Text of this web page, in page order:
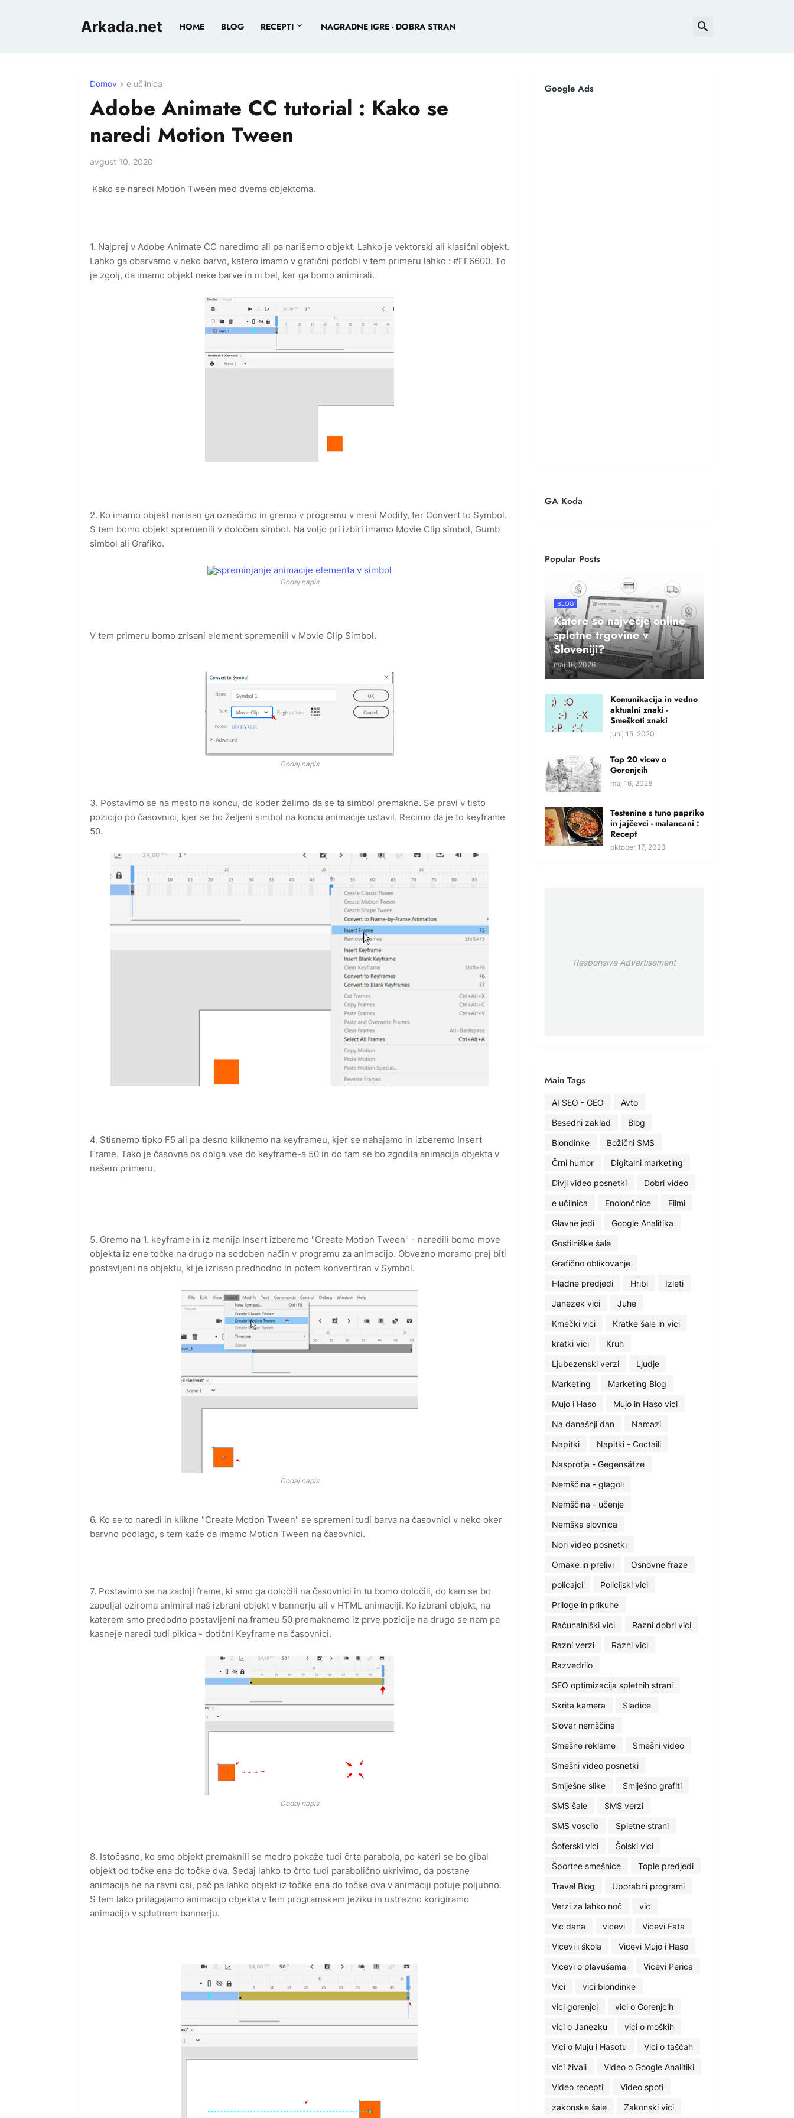
Arkada.net HOME BLOG RECEPTI NAGRADNE IGRE - DOBRA STRAN
Domov e učilnica
Adobe Animate CC tutorial : Kako se
naredi Motion Tween
avgust 10, 2020
Kako se naredi Motion Tween med dvema objektoma.
1. Najprej v Adobe Animate CC naredimo ali pa narišemo objekt. Lahko je vektorski ali klasični objekt.
Lahko ga obarvamo v neko barvo, katero imamo v grafični podobi v tem primeru lahko : #FF6600. To
je zgolj, da imamo objekt neke barve in ni bel, ker ga bomo animirali.
2. Ko imamo objekt narisan ga označimo in gremo v programu v meni Modify, ter Convert to Symbol.
S tem bomo objekt spremenili v določen simbol. Na voljo pri izbiri imamo Movie Clip simbol, Gumb
simbol ali Grafiko.
Dodaj napis
V tem primeru bomo zrisani element spremenili v Movie Clip Simbol.
Dodaj napis
3. Postavimo se na mesto na koncu, do koder želimo da se ta simbol premakne. Se pravi v tisto
pozicijo po časovnici, kjer se bo željeni simbol na koncu animacije ustavil. Recimo da je to keyframe
50.
4. Stisnemo tipko F5 ali pa desno kliknemo na keyframeu, kjer se nahajamo in izberemo Insert
Frame. Tako je časovna os dolga vse do keyframe-a 50 in do tam se bo zgodila animacija objekta v
našem primeru.
5. Gremo na 1. keyframe in iz menija Insert izberemo "Create Motion Tween" - naredili bomo move
objekta iz ene točke na drugo na sodoben način v programu za animacijo. Obvezno moramo prej biti
postavljeni na objektu, ki je izrisan predhodno in potem konvertiran v Symbol.
Dodaj napis
6. Ko se to naredi in klikne "Create Motion Tween" se spremeni tudi barva na časovnici v neko oker
barvno podlago, s tem kaže da imamo Motion Tween na časovnici.
7. Postavimo se na zadnji frame, ki smo ga določili na časovnici in tu bomo določili, do kam se bo
zapeljal oziroma animiral naš izbrani objekt v bannerju ali v HTML animaciji. Ko izbrani objekt, na
katerem smo predodno postavljeni na frameu 50 premaknemo iz prve pozicije na drugo se nam pa
kasneje naredi tudi pikica - dotični Keyframe na časovnici.
Dodaj napis
8. Istočasno, ko smo objekt premaknili se modro pokaže tudi črta parabola, po kateri se bo gibal
objekt od točke ena do točke dva. Sedaj lahko to črto tudi parabolično ukrivimo, da postane
animacija ne na ravni osi, pač pa lahko objekt iz točke ena do točke dva v animaciji potuje poljubno.
S tem lako prilagajamo animacijo objekta v tem programskem jeziku in ustrezno korigiramo
animacijo v spletnem bannerju.
Google Ads
GA Koda
Popular Posts
BLOG
Katere so največje online
spletne trgovine v
Sloveniji?
maj 16, 2026
Komunikacija in vedno
aktualni znaki -
Smeškoti znaki
junij 15, 2020
Top 20 vicev o
Gorenjcih
maj 16, 2026
Testenine s tuno papriko
in jajčevci - malancani :
Recept
oktober 17, 2023
Responsive Advertisement
Main Tags
AI SEO - GEO
Avto
Besedni zaklad
Blog
Blondinke
Božični SMS
Črni humor
Digitalni marketing
Divji video posnetki
Dobri video
e učilnica
Enolončnice
Filmi
Glavne jedi
Google Analitika
Gostilniške šale
Grafično oblikovanje
Hladne predjedi
Hribi
Izleti
Janezek vici
Juhe
Kmečki vici
Kratke šale in vici
kratki vici
Kruh
Ljubezenski verzi
Ljudje
Marketing
Marketing Blog
Mujo i Haso
Mujo in Haso vici
Na današnji dan
Namazi
Napitki
Napitki - Coctaili
Nasprotja - Gegensätze
Nemščina - glagoli
Nemščina - učenje
Nemška slovnica
Nori video posnetki
Omake in prelivi
Osnovne fraze
policajci
Policijski vici
Priloge in prikuhe
Računalniški vici
Razni dobri vici
Razni verzi
Razni vici
Razvedrilo
SEO optimizacija spletnih strani
Skrita kamera
Sladice
Slovar nemščina
Smešne reklame
Smešni video
Smešni video posnetki
Smiješne slike
Smiješno grafiti
SMS šale
SMS verzi
SMS voscilo
Spletne strani
Šoferski vici
Šolski vici
Športne smešnice
Tople predjedi
Travel Blog
Uporabni programi
Verzi za lahko noč
vic
Vic dana
vicevi
Vicevi Fata
Vicevi i škola
Vicevi Mujo i Haso
Vicevi o plavušama
Vicevi Perica
Vici
vici blondinke
vici gorenjci
vici o Gorenjcih
vici o Janezku
vici o moških
Vici o Muju i Hasotu
Vici o taščah
vici živali
Video o Google Analitiki
Video recepti
Video spoti
zakonske šale
Zakonski vici